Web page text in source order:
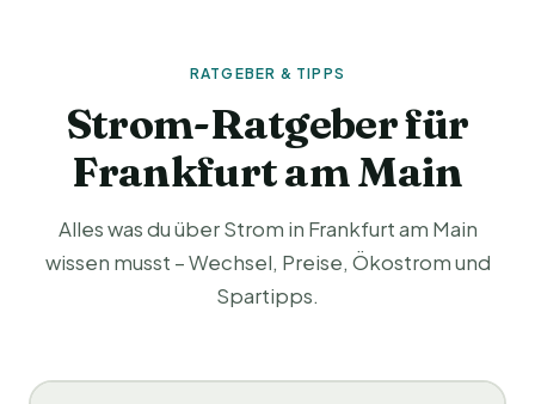
RATGEBER & TIPPS
Strom-Ratgeber für
Frankfurt am Main
Alles was du über Strom in Frankfurt am Main
wissen musst – Wechsel, Preise, Ökostrom und
Spartipps.